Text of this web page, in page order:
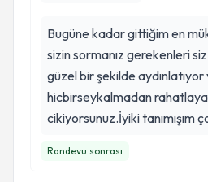
Bugüne kadar gittiğim en
sizin sormanız gerekenleri
güzel bir şekilde aydınlatıyor
hicbirseykalmadan
cikiyorsunuz.İyiki tanımışım
Randevu sonrası